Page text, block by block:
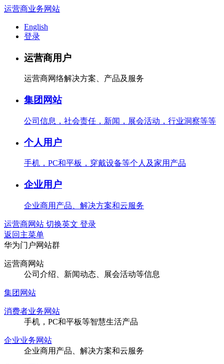
运营商业务网站
English
登录
运营商用户
运营商网络解决方案、产品及服务
集团网站
公司信息，社会责任，新闻，展会活动，行业洞察等等
个人用户
手机，PC和平板，穿戴设备等个人及家用产品
企业用户
企业商用产品、解决方案和云服务
运营商网站 切换英文 登录
返回主菜单
华为门户网站群
运营商网站
公司介绍、新闻动态、展会活动等信息
集团网站
消费者业务网站
手机，PC和平板等智慧生活产品
企业业务网站
企业商用产品、解决方案和云服务